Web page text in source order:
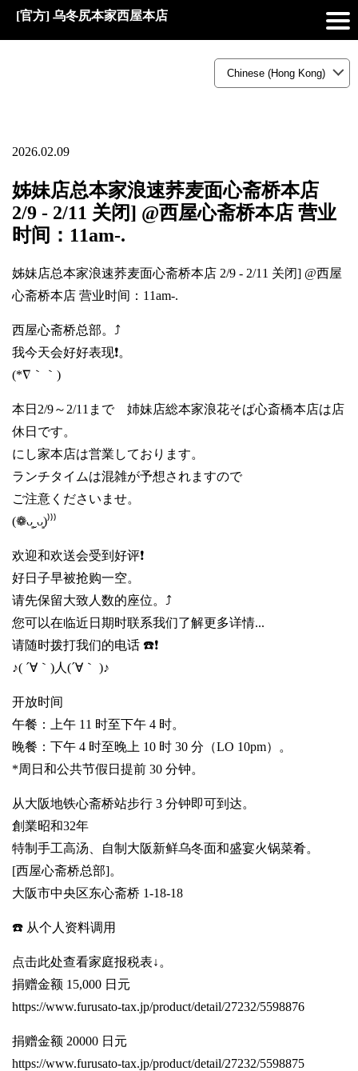
[官方] 乌冬尻本家西屋本店
2026.02.09
姊妹店总本家浪速荞麦面心斋桥本店
2/9 - 2/11 关闭] @西屋心斋桥本店 营业
时间：11am-.
姊妹店总本家浪速荞麦面心斋桥本店 2/9 - 2/11 关闭] @西屋
心斋桥本店 营业时间：11am-.
西屋心斋桥总部。⤴️
我今天会好好表现❗。
(*∇｀｀)
本日2/9～2/11まで 姉妹店総本家浪花そば心斎橋本店は店
休日です。
にし家本店は営業しております。
ランチタイムは混雑が予想されますので
ご注意くださいませ。
(❁ᴗ͈ˬᴗ͈)⁾⁾⁾
欢迎和欢送会受到好评❗
好日子早被抢购一空。
请先保留大致人数的座位。⤴️
您可以在临近日期时联系我们了解更多详情...
请随时拨打我们的电话 ☎️❗
♪( ´∀｀)人(´∀｀ )♪
开放时间
午餐：上午 11 时至下午 4 时。
晚餐：下午 4 时至晚上 10 时 30 分（LO 10pm）。
*周日和公共节假日提前 30 分钟。
从大阪地铁心斋桥站步行 3 分钟即可到达。
創業昭和32年
特制手工高汤、自制大阪新鲜乌冬面和盛宴火锅菜肴。
[西屋心斋桥总部]。
大阪市中央区东心斋桥 1-18-18
☎️ 从个人资料调用
点击此处查看家庭报税表↓。
捐赠金额 15,000 日元
https://www.furusato-tax.jp/product/detail/27232/5598876
捐赠金额 20000 日元
https://www.furusato-tax.jp/product/detail/27232/5598875